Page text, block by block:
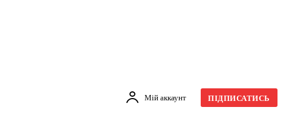
Мій аккаунт ПІДПИСАТИСЬ